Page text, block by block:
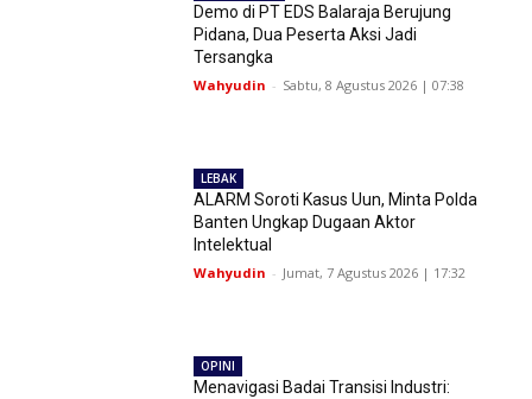
Demo di PT EDS Balaraja Berujung
Pidana, Dua Peserta Aksi Jadi
Tersangka
Wahyudin - Sabtu, 8 Agustus 2026 | 07:38
LEBAK
ALARM Soroti Kasus Uun, Minta Polda
Banten Ungkap Dugaan Aktor
Intelektual
Wahyudin - Jumat, 7 Agustus 2026 | 17:32
OPINI
Menavigasi Badai Transisi Industri: